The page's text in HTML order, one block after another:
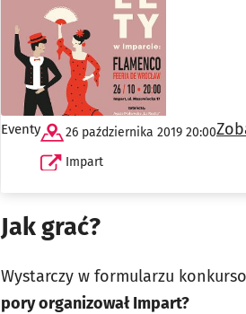
Eventy
26 października 2019 20:00
Impart
Jak grać?
Wystarczy w formularzu
pory organizował Impart?